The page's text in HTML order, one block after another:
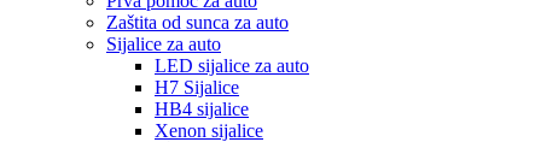
Zaštita od sunca za auto
Sijalice za auto
LED sijalice za auto
H7 Sijalice
HB4 sijalice
Xenon sijalice